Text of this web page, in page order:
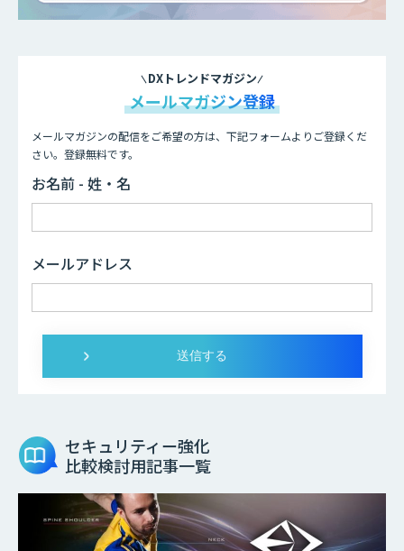
DXトレンドマガジン
メールマガジン登録
メールマガジンの配信をご希望の方は、下記フォームよりご登録くだ
さい。登録無料です。
お名前 - 姓・名
メールアドレス
セキュリティー強化
比較検討用記事一覧